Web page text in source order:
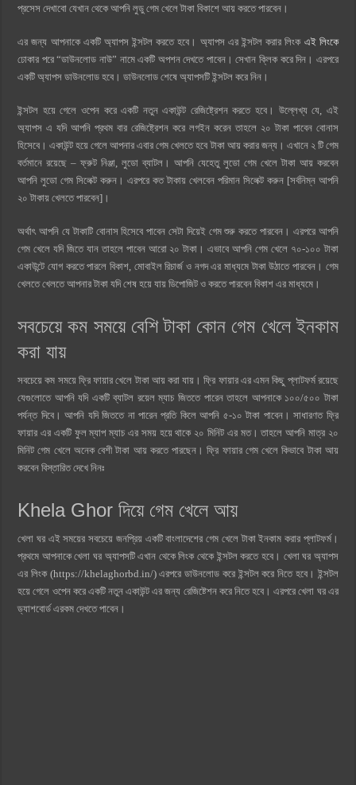
প্রসেস দেখাবো যেখান থেকে আপনি লুডু গেম খেলে টাকা বিকাশে আয় করতে পারবেন।
এর জন্য আপনাকে একটি অ্যাপস ইন্সটল করতে হবে। অ্যাপস এর ইন্সটল করার লিংক এই লিংকে
ঢোকার পরে “ডাউনলোড নাউ” নামে একটি অপশন দেখতে পাবেন। সেখান ক্লিক করে দিন। এরপরে
একটি অ্যাপস ডাউনলোড হবে। ডাউনলোড শেষে অ্যাপসটি ইন্সটল করে নিন।
ইন্সটল হয়ে গেলে ওপেন করে একটি নতুন একাউন্ট রেজিষ্ট্রেশন করতে হবে। উল্লেখ্য যে, এই
অ্যাপস এ যদি আপনি প্রথম বার রেজিষ্ট্রেশন করে লগইন করেন তাহলে ২০ টাকা পাবেন বোনাস
হিসেবে। একাউন্ট হয়ে গেলে আপনার এবার গেম খেলতে হবে টাকা আয় করার জন্য। এখানে ২ টি গেম
বর্তমানে রয়েছে – ফ্রুট নিঞ্জা, লুডো ব্যাটল। আপনি যেহেতু লুডো গেম খেলে টাকা আয় করবেন
আপনি লুডো গেম সিলেক্ট করুন। এরপরে কত টাকায় খেলবেন পরিমান সিলেক্ট করুন [সর্বনিম্ন আপনি
২০ টাকায় খেলতে পারবেন]।
অর্থাৎ আপনি যে টাকাটি বোনাস হিসেবে পাবেন সেটা দিয়েই গেম শুরু করতে পারবেন। এরপরে আপনি
গেম খেলে যদি জিতে যান তাহলে পাবেন আরো ২০ টাকা। এভাবে আপনি গেম খেলে ৭০-১০০ টাকা
একাউন্টে যোগ করতে পারলে বিকাশ, মোবাইল রিচার্জ ও নগদ এর মাধ্যমে টাকা উঠাতে পারবেন। গেম
খেলতে খেলতে আপনার টাকা যদি শেষ হয়ে যায় ডিপোজিট ও করতে পারবেন বিকাশ এর মাধ্যমে।
সবচেয়ে কম সময়ে বেশি টাকা কোন গেম খেলে ইনকাম
করা যায়
সবচেয়ে কম সময়ে ফ্রি ফায়ার খেলে টাকা আয় করা যায়। ফ্রি ফায়ার এর এমন কিছু প্লাটফর্ম রয়েছে
যেগুলোতে আপনি যদি একটি ব্যাটল রয়েল ম্যাচ জিততে পারেন তাহলে আপনাকে ১০০/৫০০ টাকা
পর্যন্ত দিবে। আপনি যদি জিততে না পারেন প্রতি কিলে আপনি ৫-১০ টাকা পাবেন। সাধারণত ফ্রি
ফায়ার এর একটি ফুল ম্যাপ ম্যাচ এর সময় হয়ে থাকে ২০ মিনিট এর মত। তাহলে আপনি মাত্র ২০
মিনিট গেম খেলে অনেক বেশী টাকা আয় করতে পারছেন। ফ্রি ফায়ার গেম খেলে কিভাবে টাকা আয়
করবেন বিস্তারিত দেখে নিনঃ
Khela Ghor দিয়ে গেম খেলে আয়
খেলা ঘর এই সময়ের সবচেয়ে জনপ্রিয় একটি বাংলাদেশের গেম খেলে টাকা ইনকাম করার প্লাটফর্ম।
প্রথমে আপনাকে খেলা ঘর অ্যাপসটি এখান থেকে লিংক থেকে ইন্সটল করতে হবে। খেলা ঘর অ্যাপস
এর লিংক (https://khelaghorbd.in/) এরপরে ডাউনলোড করে ইন্সটল করে নিতে হবে। ইন্সটল
হয়ে গেলে ওপেন করে একটি নতুন একাউন্ট এর জন্য রেজিষ্টেশন করে নিতে হবে। এরপরে খেলা ঘর এর
ড্যাশবোর্ড এরকম দেখতে পাবেন।